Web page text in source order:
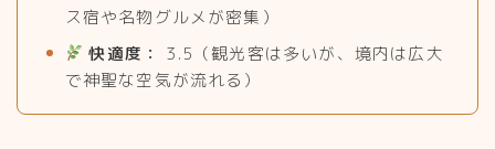
ス宿や名物グルメが密集）
快適度：
3.5（観光客は多いが、境内は広大
で神聖な空気が流れる）